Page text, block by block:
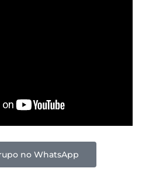
no WhatsApp